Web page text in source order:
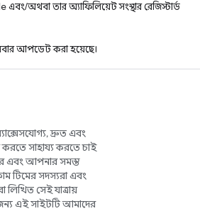
অথবা তার অ্যাফিলিয়েট সংস্থার রেজিস্টার্ড
আপডেট করা হয়েছে।
দ্রুত এবং
সাহায্য করতে চাই
এবং আপনার সমস্ত
টিমের সদস্যরা এবং
লিখিত সেই যাত্রায়
এই সাইটটি আমাদের